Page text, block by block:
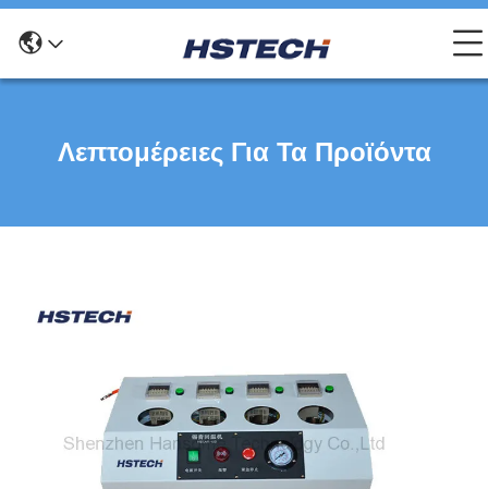
Λεπτομέρειες Για Τα Προϊόντα